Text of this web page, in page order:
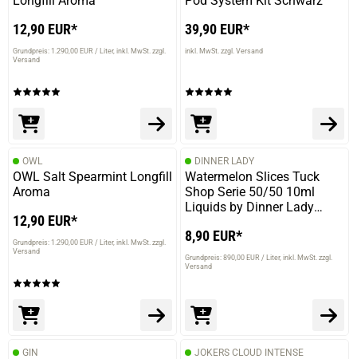
12,90 EUR*
Grundpreis: 1.290,00 EUR / Liter inkl. MwSt. zzgl.
Versand
39,90 EUR*
inkl. MwSt. zzgl. Versand
OWL
OWL Salt Spearmint Longfill
Aroma
12,90 EUR*
Grundpreis: 1.290,00 EUR / Liter inkl. MwSt. zzgl.
Versand
DINNER LADY
Watermelon Slices Tuck
Shop Serie 50/50 10ml
Liquids by Dinner Lady
8,90 EUR*
Grundpreis: 890,00 EUR / Liter inkl. MwSt. zzgl.
Versand
GIN JOKERS CLOUD INTENSE